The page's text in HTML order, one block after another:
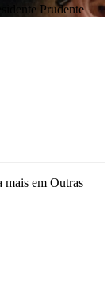
Prudente
mais em Outras